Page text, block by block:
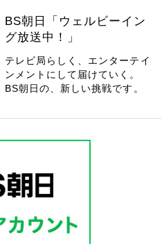
BS朝日「ウェルビーイン
グ放送中！」
テレビ局らしく、エンターテイ
ンメントにして届けていく。
BS朝日の、新しい挑戦です。